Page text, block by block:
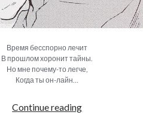
Время бесспорно лечит
В прошлом хоронит тайны.
Но мне почему-то легче,
Когда ты он-лайн…
Continue readingJust